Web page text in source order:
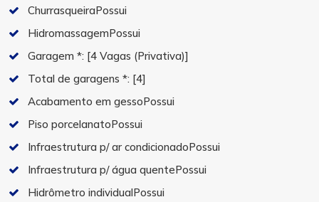
ChurrasqueiraPossui
HidromassagemPossui
Garagem *: [4 Vagas (Privativa)]
Total de garagens *: [4]
Acabamento em gessoPossui
Piso porcelanatoPossui
Infraestrutura p/ ar condicionadoPossui
Infraestrutura p/ água quentePossui
Hidrômetro individualPossui